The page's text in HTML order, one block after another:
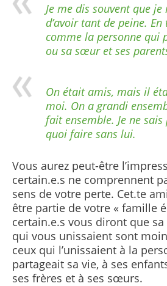
Je me dis souvent que je
d’avoir tant de peine.
comme la personne qui
ou sa sœur et ses
On était amis, mais il
moi. On a grandi
fait ensemble. Je ne
quoi faire sans lui.
Vous aurez peut-être
certain.e.s ne comprennent
sens de votre perte. Cet.te
être partie de votre « famille
certain.e.s vous diront que
qui vous unissaient sont
ceux qui l’unissaient à la
partageait sa vie, à ses
ses frères et à ses sœurs.